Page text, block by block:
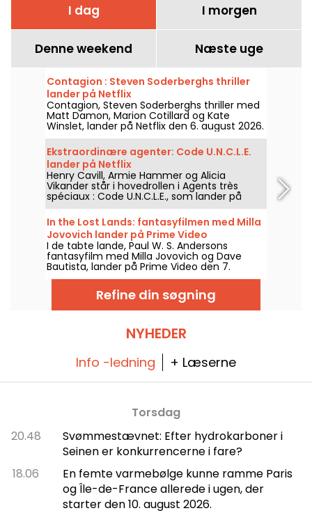
I dag I morgen
Denne weekend Næste uge
Contagion : Steven Soderberghs thriller
lander på Netflix
Contagion, Steven Soderberghs thriller med
Matt Damon, Marion Cotillard og Kate
Winslet, lander på Netflix den 6. august 2026.
Ekstraordinære agenter: Code U.N.C.L.E.
lander på Netflix
Henry Cavill, Armie Hammer og Alicia
Vikander står i hovedrollen i Agents très
spéciaux : Code U.N.C.L.E., som lander på
Netflix den 6. august 2026.
In the Lost Lands: fantasyfilmen med Milla
Jovovich lander på Prime Video
I de tabte lande, Paul W. S. Andersons
fantasyfilm med Milla Jovovich og Dave
Bautista, lander på Prime Video den 7.
august 2026.
Refine din søgning
NYHEDER
Info -ledning + Læserne
Torsdag
20.48
Svømmestævnet: Efter hydrokarboner i
Seinen er konkurrencerne i fare?
18.06
En femte varmebølge kunne ramme Paris
og Île-de-France allerede i ugen, der
starter den 10. august 2026.